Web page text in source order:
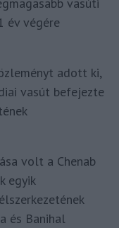
év végére
adott ki,
vasút befejezte
volt a Chenab
egyik
és Banihal